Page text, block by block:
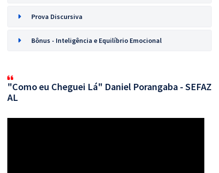
Prova Discursiva
Bônus - Inteligência e Equilíbrio Emocional
"Como eu Cheguei Lá" Daniel Porangaba - SEFAZ
AL